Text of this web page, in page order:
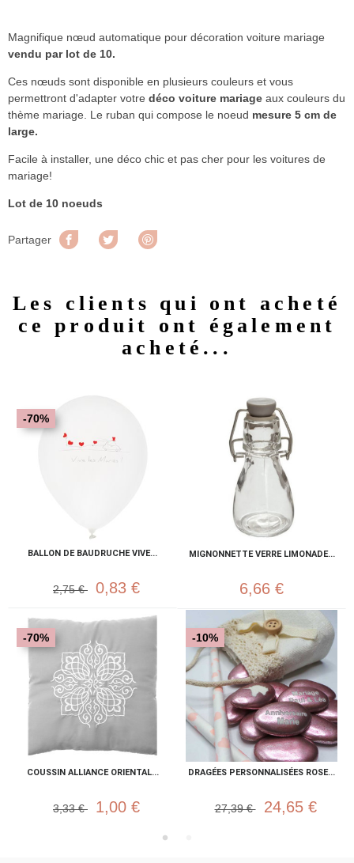
Magnifique nœud automatique pour décoration voiture mariage
vendu par lot de 10.
Ces nœuds sont disponible en plusieurs couleurs et vous
permettront d'adapter votre déco voiture mariage aux couleurs du
thème mariage. Le ruban qui compose le noeud mesure 5 cm de
large.
Facile à installer, une déco chic et pas cher pour les voitures de
mariage!
Lot de 10 noeuds
Partager Partager Tweet
Les clients qui ont acheté
ce produit ont également
acheté...
BALLON DE BAUDRUCHE VIVE...
-70%
2,75 € 0,83 €
MIGNONNETTE VERRE LIMONADE...
6,66 €
COUSSIN ALLIANCE ORIENTAL...
-70%
3,33 € 1,00 €
DRAGÉES PERSONNALISÉES ROSE...
-10%
27,39 € 24,65 €